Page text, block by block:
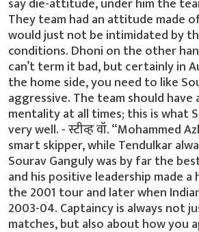
They team had an attitude made
would just not be intimidated by
conditions. Dhoni on the other
can’t term it bad, but certainly in
the home side, you need to like
aggressive. The team should
mentality at all times; this is what
very well. - स्टीव्ह वॉ. “Mohammed
smart skipper, while Tendulkar
Sourav Ganguly was by far the
and his positive leadership made
the 2001 tour and later when
2003-04. Captaincy is always not
matches, but also about how you